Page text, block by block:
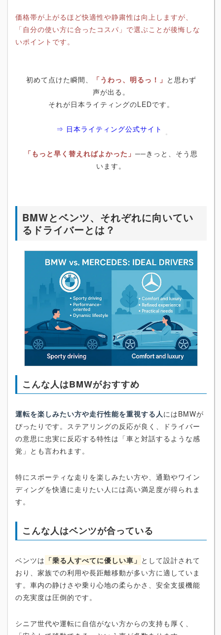
価格帯が上がるほど快適性や静粛性は向上しますが、
「自分の使い方に合ったコスパ」で選ぶことが後悔しな
いポイントです。
初めて点けた瞬間、 「うわっ、明るっ！」 と思わず
声が出る。
それが日本ライティングのLEDです。
⇒ 日本ライティング公式サイト
「もっと早く替えればよかった」 ──きっと、そう思
います。
BMWとベンツ、それぞれに向いてい
るドライバーとは？
こんな人はBMWがおすすめ
運転を楽しみたい方や走行性能を重視する人にはBMWが
ぴったりです。ステアリングの反応が良く、ドライバー
の意思に忠実に反応する特性は「車と対話するような感
覚」とも言われます。
特にスポーティな走りを楽しみたい方や、通勤やワイン
ディングを快適に走りたい人には高い満足度が得られま
す。
こんな人はベンツが合っている
ベンツは 「乗る人すべてに優しい車」 として設計されて
おり、家族での利用や長距離移動が多い方に適していま
す。車内の静けさや乗り心地の柔らかさ、安全支援機能
の充実度は圧倒的です。
シニア世代や運転に自信がない方からの支持も厚く、